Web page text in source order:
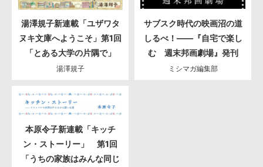
湯澤規子新連載「ユザワタ
ヌキ文庫へようこそ」第1回
「とある大学の片隅で」
湯澤規子
サブスク時代の映画沼の道
しるべ！――『自宅で楽し
む 週末邦画劇場』発刊
ミシマガ編集部
本原令子新連載「キッチ
ン・ストーリー」 第1回
「うちの家族はみんな同じ